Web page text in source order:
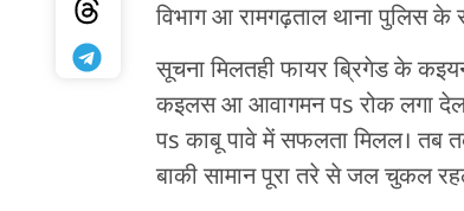
विभाग आ रामगढ़ताल थाना पुलिस के
सूचना मिलतही फायर ब्रिगेड के
कइलस आ आवागमन पs रोक लगा
पs काबू पावे में सफलता मिलल। तब
बाकी सामान पूरा तरे से जल चुकल